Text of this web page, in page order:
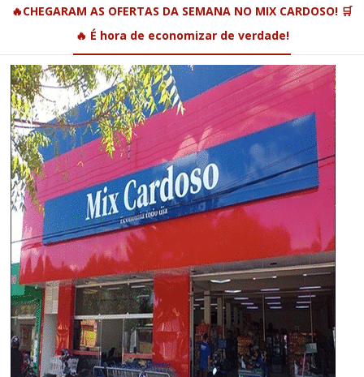
🔥CHEGARAM AS OFERTAS DA SEMANA NO MIX CARDOSO! 🛒
🔥 É hora de economizar de verdade!